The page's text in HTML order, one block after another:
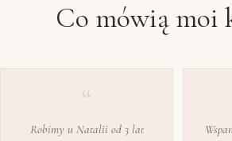
Co mówią moi
Robimy u Natalii od 3 lat